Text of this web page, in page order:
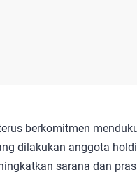
berkomitmen
dilakukan anggota
sarana dan